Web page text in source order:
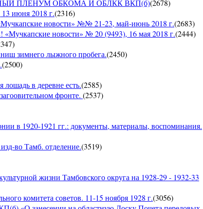
ПЛЕНУМ ОБКОМА И ОБЛКК ВКП(б)(2678)
июня 2018 г.(2316)
новости» №№ 21-23, май-июнь 2018 г.(2683)
новости» № 20 (9493), 16 мая 2018 г.(2444)
)
зимнего лыжного пробега.(2450)
(2500)
в деревне есть.(2585)
фронте. (2537)
в 1920-1921 гг.: документы, материалы, воспоминания.
во Тамб. отделение.(3519)
жизни Тамбовского округа на 1928-29 - 1932-33
комитета советов. 11-15 ноября 1928 г.(3056)